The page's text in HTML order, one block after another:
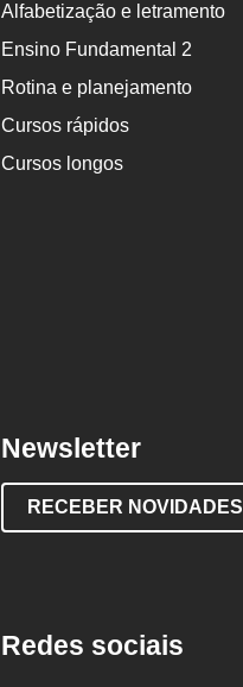
Alfabetização e letramento
Ensino Fundamental 2
Rotina e planejamento
Cursos rápidos
Cursos longos
Newsletter
RECEBER NOVIDADES
Redes sociais